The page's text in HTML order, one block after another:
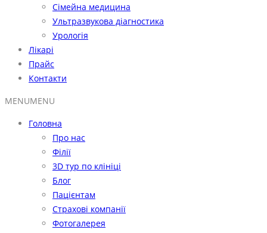
Сімейна медицина
Ультразвукова діагностика
Урологія
Лікарі
Прайс
Контакти
MENUMENU
Головна
Про нас
Філії
3D тур по клініці
Блог
Пацієнтам
Страхові компанії
Фотогалерея